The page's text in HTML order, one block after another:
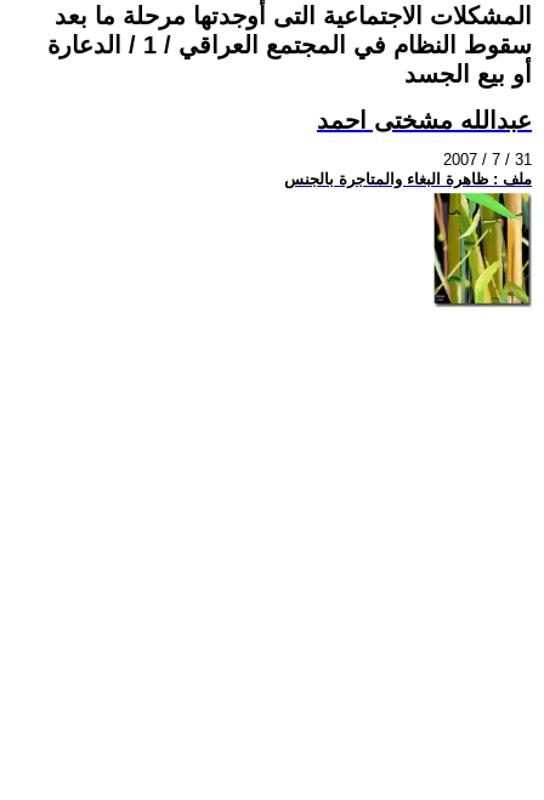
المشكلات الاجتماعية التى أوجدتها مرحلة ما بعد
سقوط النظام في المجتمع العراقي / 1 / الدعارة
أو بيع الجسد
عبدالله مشختى احمد
2007 / 7 / 31
ملف : ظاهرة البغاء والمتاجرة بالجنس